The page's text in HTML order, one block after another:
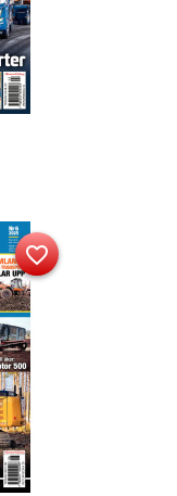
favorite_border